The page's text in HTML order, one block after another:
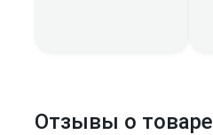
Отзывы о товаре